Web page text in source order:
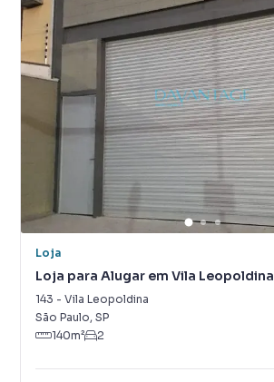
Loja
Loja para Alugar em Vila Leopoldina
143 - Vila Leopoldina
São Paulo, SP
140m² 2